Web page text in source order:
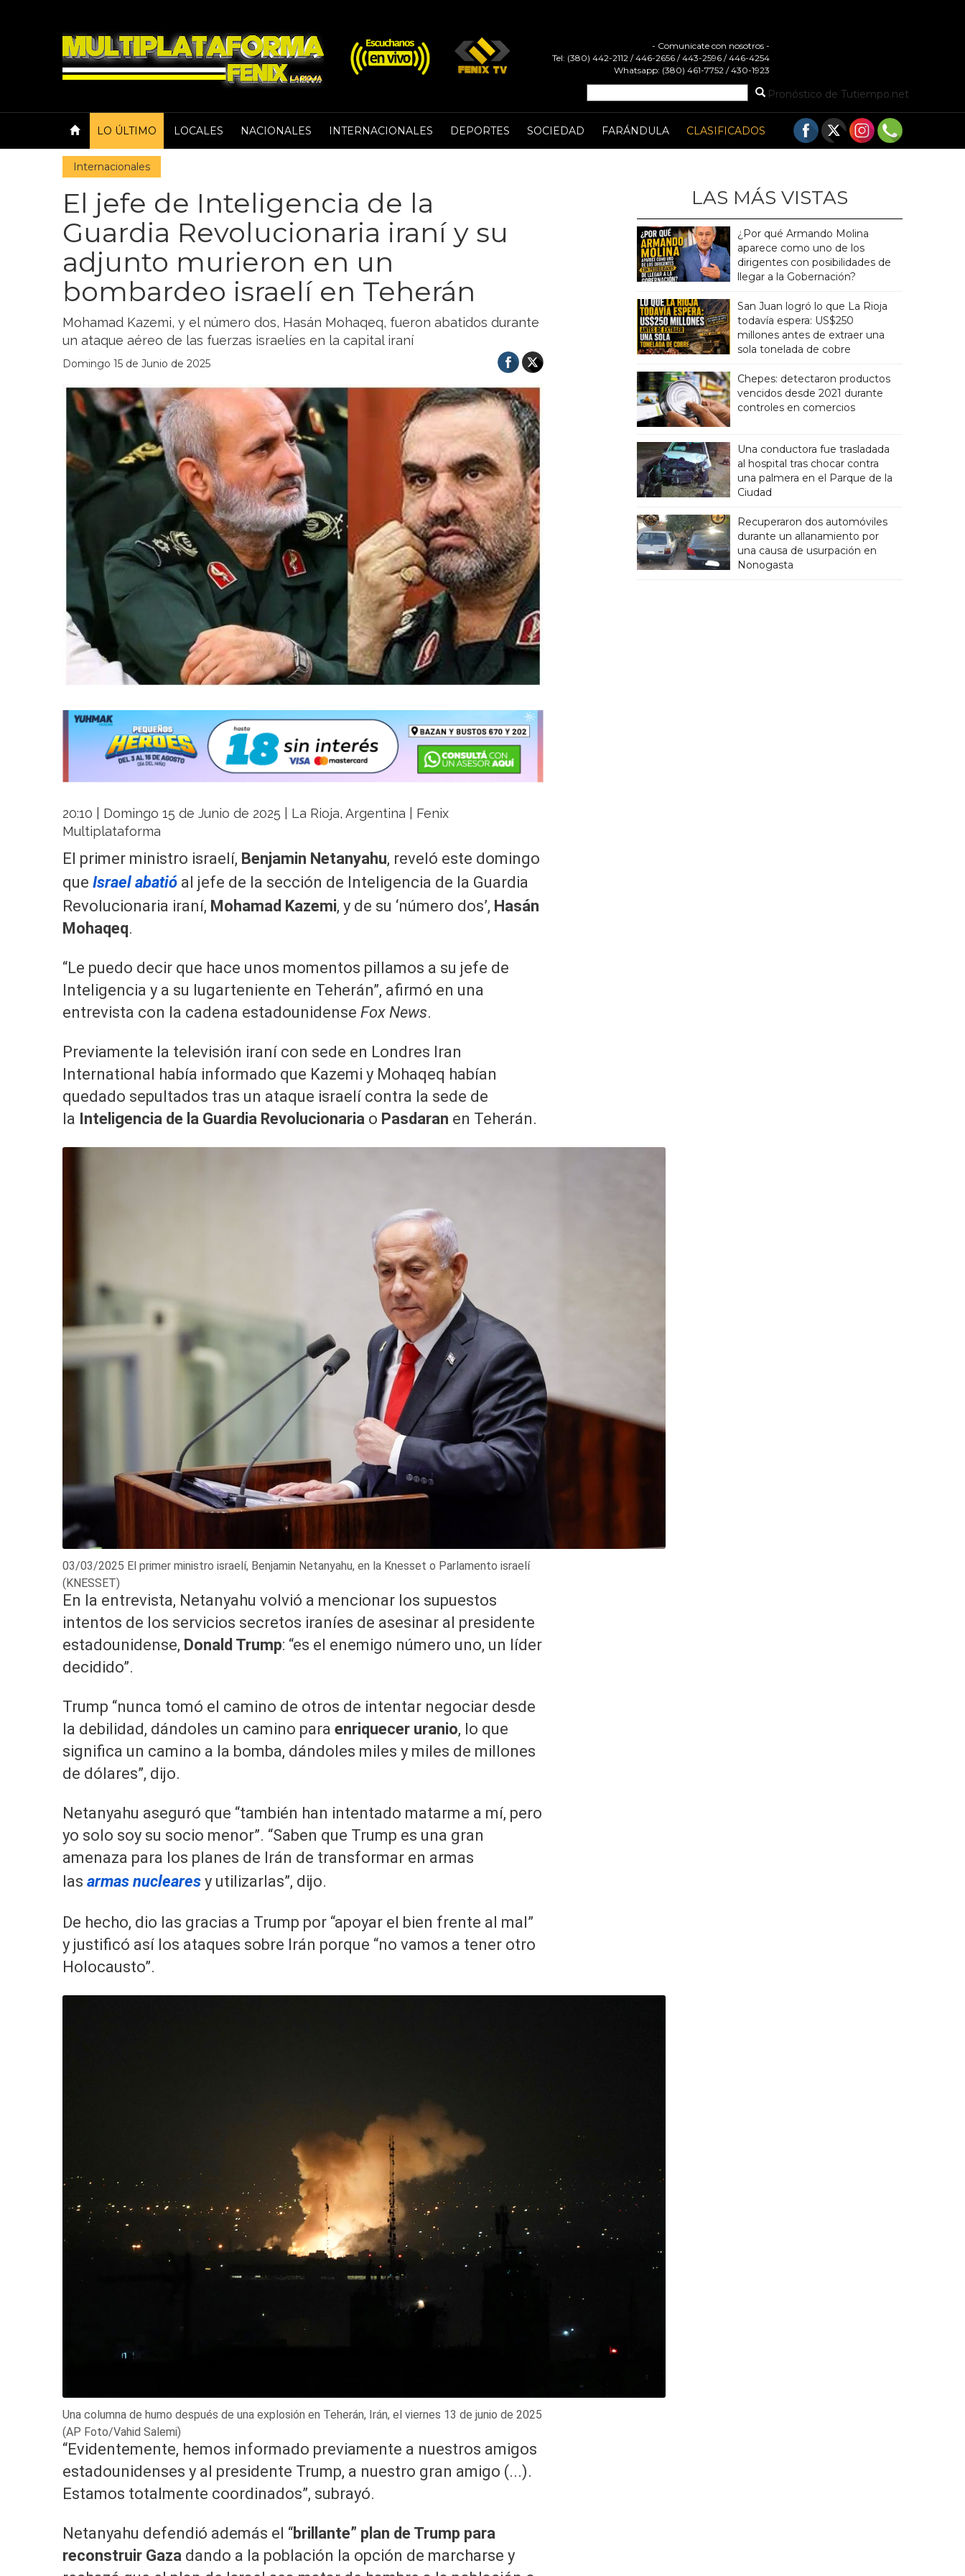
- Comunicate con nosotros -
Tel: (380) 442-2112 / 446-2656 / 443-2596 / 446-4254
Whatsapp: (380) 461-7752 / 430-1923
Pronóstico de Tutiempo.net
LO ÚLTIMO LOCALES NACIONALES INTERNACIONALES DEPORTES SOCIEDAD FARÁNDULA CLASIFICADOS
Internacionales
El jefe de Inteligencia de la
Guardia Revolucionaria iraní y su
adjunto murieron en un
bombardeo israelí en Teherán
Mohamad Kazemi, y el número dos, Hasán Mohaqeq, fueron abatidos durante
un ataque aéreo de las fuerzas israelíes en la capital iraní
Domingo 15 de Junio de 2025
20:10 | Domingo 15 de Junio de 2025 | La Rioja, Argentina | Fenix
Multiplataforma
El primer ministro israelí, Benjamin Netanyahu, reveló este domingo
que Israel abatió al jefe de la sección de Inteligencia de la Guardia
Revolucionaria iraní, Mohamad Kazemi, y de su ‘número dos’, Hasán
Mohaqeq.
“Le puedo decir que hace unos momentos pillamos a su jefe de
Inteligencia y a su lugarteniente en Teherán”, afirmó en una
entrevista con la cadena estadounidense Fox News.
Previamente la televisión iraní con sede en Londres Iran
International había informado que Kazemi y Mohaqeq habían
quedado sepultados tras un ataque israelí contra la sede de
la Inteligencia de la Guardia Revolucionaria o Pasdaran en Teherán.
03/03/2025 El primer ministro israelí, Benjamin Netanyahu, en la Knesset o Parlamento israelí
(KNESSET)
En la entrevista, Netanyahu volvió a mencionar los supuestos
intentos de los servicios secretos iraníes de asesinar al presidente
estadounidense, Donald Trump: “es el enemigo número uno, un líder
decidido”.
Trump “nunca tomó el camino de otros de intentar negociar desde
la debilidad, dándoles un camino para enriquecer uranio, lo que
significa un camino a la bomba, dándoles miles y miles de millones
de dólares”, dijo.
Netanyahu aseguró que “también han intentado matarme a mí, pero
yo solo soy su socio menor”. “Saben que Trump es una gran
amenaza para los planes de Irán de transformar en armas
las armas nucleares y utilizarlas”, dijo.
De hecho, dio las gracias a Trump por “apoyar el bien frente al mal”
y justificó así los ataques sobre Irán porque “no vamos a tener otro
Holocausto”.
Una columna de humo después de una explosión en Teherán, Irán, el viernes 13 de junio de 2025
(AP Foto/Vahid Salemi)
“Evidentemente, hemos informado previamente a nuestros amigos
estadounidenses y al presidente Trump, a nuestro gran amigo (...).
Estamos totalmente coordinados”, subrayó.
Netanyahu defendió además el “brillante” plan de Trump para
reconstruir Gaza dando a la población la opción de marcharse y
LAS MÁS VISTAS
¿Por qué Armando Molina
aparece como uno de los
dirigentes con posibilidades de
llegar a la Gobernación?
San Juan logró lo que La Rioja
todavía espera: US$250
millones antes de extraer una
sola tonelada de cobre
Chepes: detectaron productos
vencidos desde 2021 durante
controles en comercios
Una conductora fue trasladada
al hospital tras chocar contra
una palmera en el Parque de la
Ciudad
Recuperaron dos automóviles
durante un allanamiento por
una causa de usurpación en
Nonogasta